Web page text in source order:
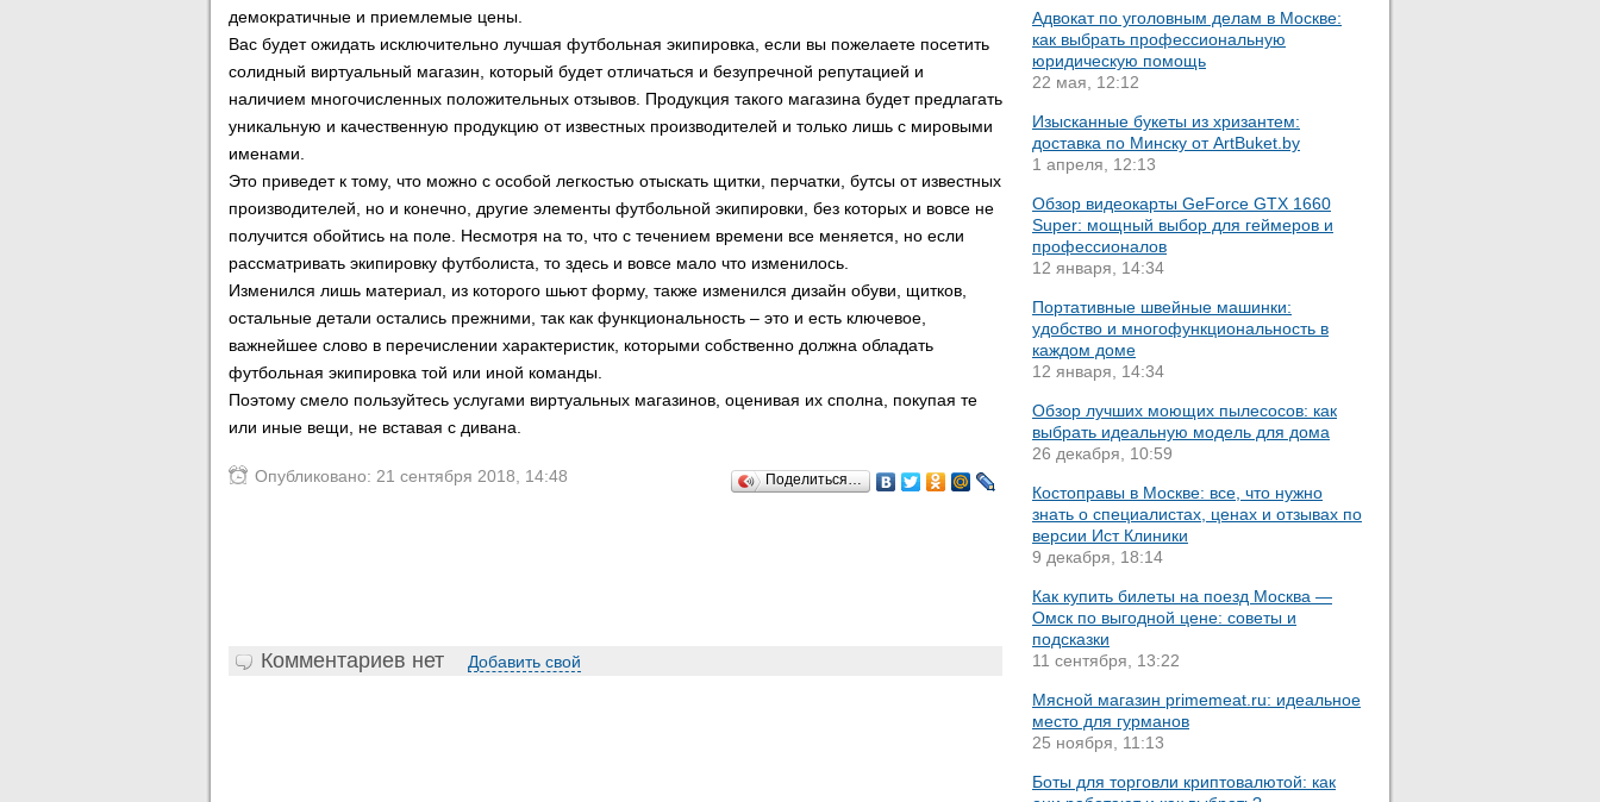
демократичные и приемлемые цены.
Вас будет ожидать исключительно лучшая футбольная экипировка, если вы пожелаете посетить
солидный виртуальный магазин, который будет отличаться и безупречной репутацией и
наличием многочисленных положительных отзывов. Продукция такого магазина будет предлагать
уникальную и качественную продукцию от известных производителей и только лишь с мировыми
именами.
Это приведет к тому, что можно с особой легкостью отыскать щитки, перчатки, бутсы от известных
производителей, но и конечно, другие элементы футбольной экипировки, без которых и вовсе не
получится обойтись на поле. Несмотря на то, что с течением времени все меняется, но если
рассматривать экипировку футболиста, то здесь и вовсе мало что изменилось.
Изменился лишь материал, из которого шьют форму, также изменился дизайн обуви, щитков,
остальные детали остались прежними, так как функциональность – это и есть ключевое,
важнейшее слово в перечислении характеристик, которыми собственно должна обладать
футбольная экипировка той или иной команды.
Поэтому смело пользуйтесь услугами виртуальных магазинов, оценивая их сполна, покупая те
или иные вещи, не вставая с дивана.
Опубликовано: 21 сентября 2018, 14:48 Поделиться…
Комментариев нет Добавить свой
Адвокат по уголовным делам в Москве:
как выбрать профессиональную
юридическую помощь
22 мая, 12:12
Изысканные букеты из хризантем:
доставка по Минску от ArtBuket.by
1 апреля, 12:13
Обзор видеокарты GeForce GTX 1660
Super: мощный выбор для геймеров и
профессионалов
12 января, 14:34
Портативные швейные машинки:
удобство и многофункциональность в
каждом доме
12 января, 14:34
Обзор лучших моющих пылесосов: как
выбрать идеальную модель для дома
26 декабря, 10:59
Костоправы в Москве: все, что нужно
знать о специалистах, ценах и отзывах по
версии Ист Клиники
9 декабря, 18:14
Как купить билеты на поезд Москва —
Омск по выгодной цене: советы и
подсказки
11 сентября, 13:22
Мясной магазин primemeat.ru: идеальное
место для гурманов
25 ноября, 11:13
Боты для торговли криптовалютой: как